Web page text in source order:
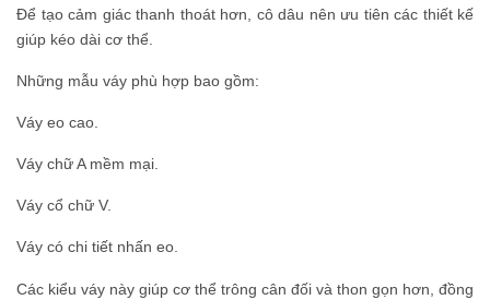
Để tạo cảm giác thanh thoát hơn, cô dâu nên ưu tiên các thiết kế
giúp kéo dài cơ thể.
Những mẫu váy phù hợp bao gồm:
Váy eo cao.
Váy chữ A mềm mại.
Váy cổ chữ V.
Váy có chi tiết nhấn eo.
Các kiểu váy này giúp cơ thể trông cân đối và thon gọn hơn, đồng